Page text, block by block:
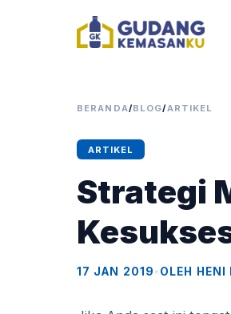
BERANDA/BLOG/ARTIKEL
ARTIKEL
Strategi
17 JAN 2019•OLEH HENI